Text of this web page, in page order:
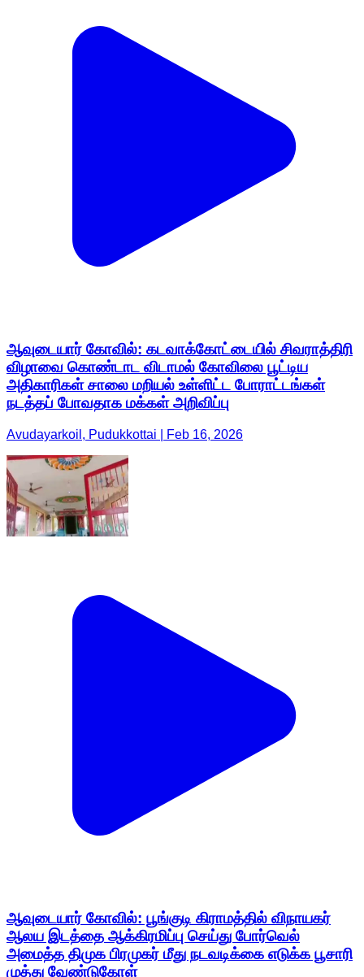
ஆவுடையார் கோவில்: கடவாக்கோட்டையில் சிவராத்திரி
விழாவை கொண்டாட விடாமல் கோவிலை பூட்டிய
அதிகாரிகள் சாலை மறியல் உள்ளிட்ட போராட்டங்கள்
நடத்தப் போவதாக மக்கள் அறிவிப்பு
Avudayarkoil, Pudukkottai | Feb 16, 2026
ஆவுடையார் கோவில்: பூங்குடி கிராமத்தில் விநாயகர்
ஆலய இடத்தை ஆக்கிரமிப்பு செய்து போர்வெல்
அமைத்த திமுக பிரமுகர் மீது நடவடிக்கை எடுக்க பூசாரி
முத்து வேண்டுகோள்